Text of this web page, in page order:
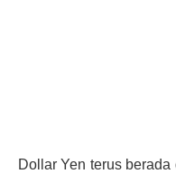
Dollar Yen terus berada